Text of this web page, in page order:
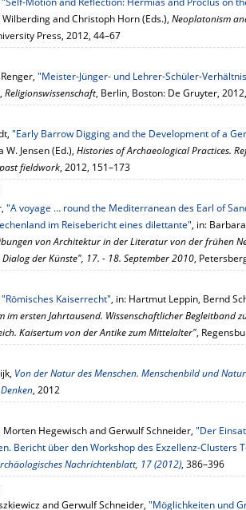
Wilberding and Christoph Horn (Eds.), Neoplatonism
Press, 2012, 44–67
"Meister-Jünger- und Lehrer-Schüler-
Religionswissenschaft, Berlin, Boston: De Gruyter,
"Early Barrow Digging and the Development of a
W. Jensen (Ed.), Histories of Archaeological Practices.
fieldwork, 2012, 151–173
"A voyage … round the Mediterranean des Earl of
im Reisebericht eines dilettante", in:
von Architektur in der Literatur von der frühen
der Künste", 17. - 18. September 2010,
"Römisches Kaiserrecht", in: Hartmut Leppin, Bernd
im ersten Jahrtausend. Wissenschaftlicher Begleitband
Kaisertum von der Antike zum Mittelalter",
Von der Natur des Menschen. Menschenbild und
, 2012
Hegewisch and Gerwulf Schneider, "Der
Bericht über den Workshop des Exzellenz-Clusters
Nachrichtenblatt, 17 (2012), 386–396
and Gerwulf Schneider, "Möglichkeiten und